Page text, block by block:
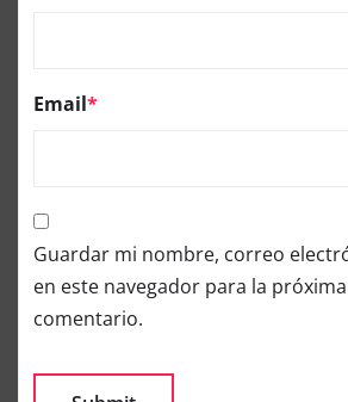
Email*
Guardar mi nombre, correo
en este navegador para la
comentario.